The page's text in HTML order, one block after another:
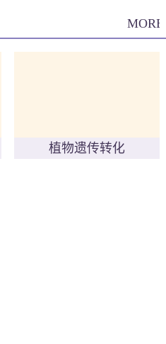
植物遗传转化
MORE